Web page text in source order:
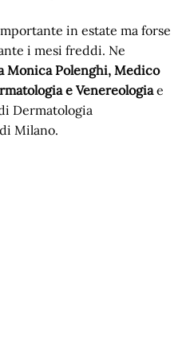
in estate ma forse
i mesi freddi. Ne
Monica Polenghi, Medico
e Venereologiae
Dermatologia
Milano.